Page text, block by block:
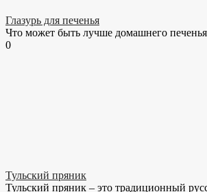
Глазурь для печенья
Что может быть лучше домашнего
0
Тульский пряник
Тульский пряник – это традиционный